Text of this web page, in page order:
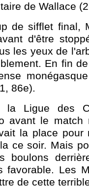
de Wallace
de sifflet final,
d'être
les yeux de
En fin
86e).
Ligue des
avant le
la place pour
ce soir. Mais
boulons
Les
de cette